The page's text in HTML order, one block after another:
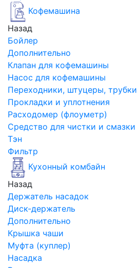
Кофемашина
Назад
Бойлер
Дополнительно
Клапан для кофемашины
Насос для кофемашины
Переходники, штуцеры, трубки
Прокладки и уплотнения
Расходомер (флоуметр)
Средство для чистки и смазки
Тэн
Фильтр
Кухонный комбайн
Назад
Держатель насадок
Диск-держатель
Дополнительно
Крышка чаши
Муфта (куплер)
Насадка